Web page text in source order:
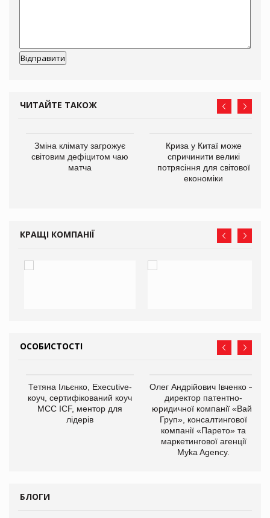
ЧИТАЙТЕ ТАКОЖ
Зміна клімату загрожує
світовим дефіцитом чаю
матча
Криза у Китаї може
спричинити великі
потрясіння для світової
економіки
КРАЩІ КОМПАНІЇ
ОСОБИСТОСТІ
Тетяна Ільєнко, Executive-
коуч, сертифікований коуч
МСС ICF, ментор для
лідерів
Олег Андрійович Івченко —
директор патентно-
юридичної компанії «Вайз
Груп», консалтингової
компанії «Парето» та
маркетингової агенції
Myka Agency.
БЛОГИ